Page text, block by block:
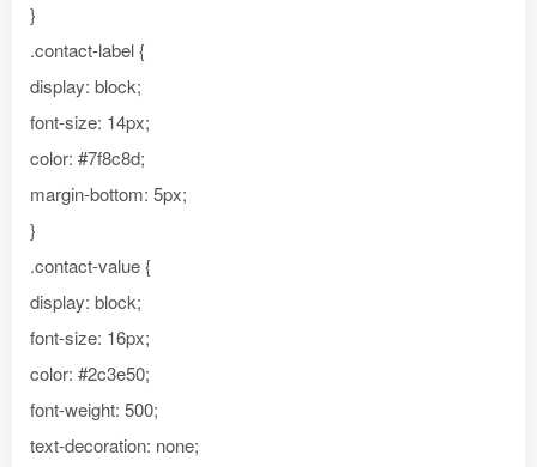
}
.contact-label {
display: block;
font-size: 14px;
color: #7f8c8d;
margin-bottom: 5px;
}
.contact-value {
display: block;
font-size: 16px;
color: #2c3e50;
font-weight: 500;
text-decoration: none;